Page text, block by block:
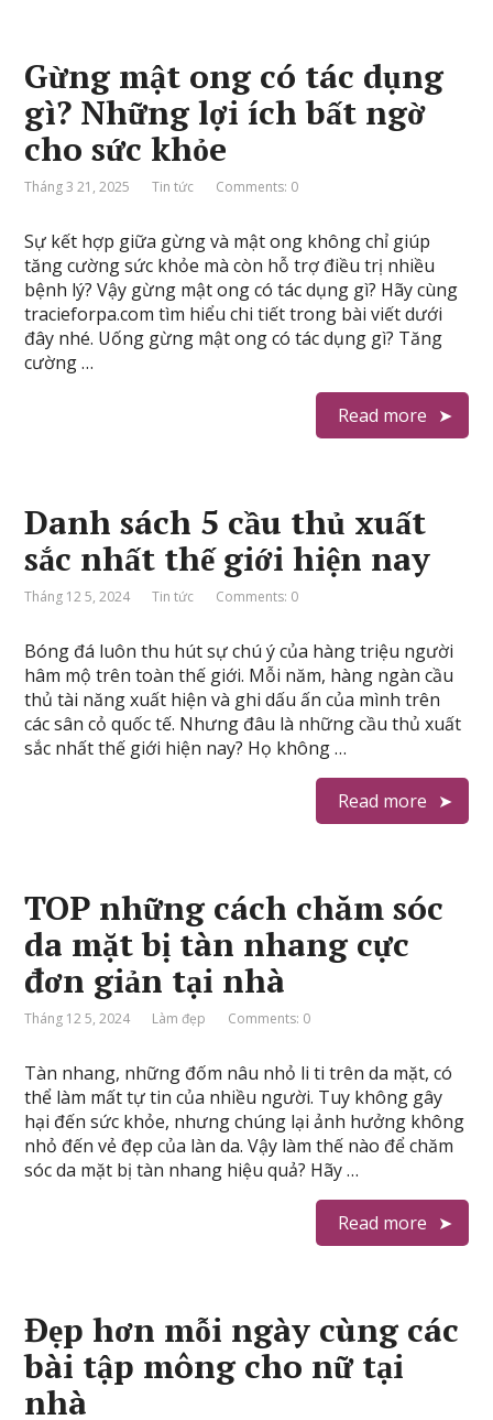
Gừng mật ong có tác dụng
gì? Những lợi ích bất ngờ
cho sức khỏe
Tháng 3 21, 2025 Tin tức Comments: 0
Sự kết hợp giữa gừng và mật ong không chỉ giúp
tăng cường sức khỏe mà còn hỗ trợ điều trị nhiều
bệnh lý? Vậy gừng mật ong có tác dụng gì? Hãy cùng
tracieforpa.com tìm hiểu chi tiết trong bài viết dưới
đây nhé. Uống gừng mật ong có tác dụng gì? Tăng
cường …
Read more
Danh sách 5 cầu thủ xuất
sắc nhất thế giới hiện nay
Tháng 12 5, 2024 Tin tức Comments: 0
Bóng đá luôn thu hút sự chú ý của hàng triệu người
hâm mộ trên toàn thế giới. Mỗi năm, hàng ngàn cầu
thủ tài năng xuất hiện và ghi dấu ấn của mình trên
các sân cỏ quốc tế. Nhưng đâu là những cầu thủ xuất
sắc nhất thế giới hiện nay? Họ không …
Read more
TOP những cách chăm sóc
da mặt bị tàn nhang cực
đơn giản tại nhà
Tháng 12 5, 2024 Làm đẹp Comments: 0
Tàn nhang, những đốm nâu nhỏ li ti trên da mặt, có
thể làm mất tự tin của nhiều người. Tuy không gây
hại đến sức khỏe, nhưng chúng lại ảnh hưởng không
nhỏ đến vẻ đẹp của làn da. Vậy làm thế nào để chăm
sóc da mặt bị tàn nhang hiệu quả? Hãy …
Read more
Đẹp hơn mỗi ngày cùng các
bài tập mông cho nữ tại
nhà